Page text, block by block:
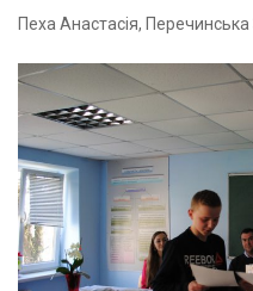
Пеха Анастасія, Перечинська